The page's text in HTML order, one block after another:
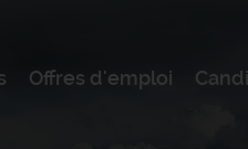
Offres d'emploi